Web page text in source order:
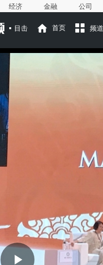
经济 金融 公司
目击 首页 频道